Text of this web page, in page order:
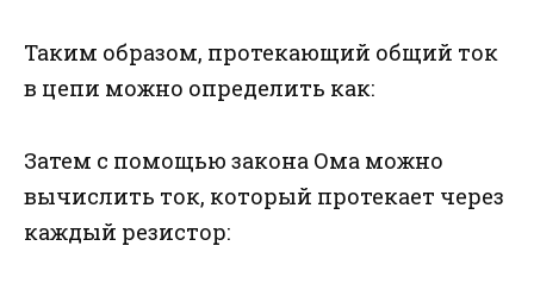
Таким образом, протекающий общий ток
в цепи можно определить как:
Затем с помощью закона Ома можно
вычислить ток, который протекает через
каждый резистор: